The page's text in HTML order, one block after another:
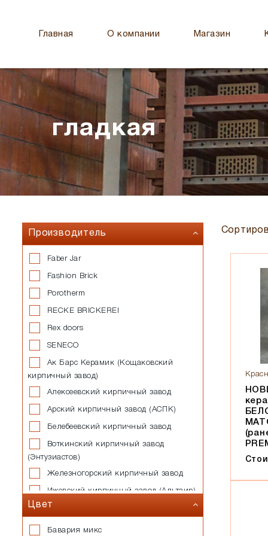
Главная О компании Магазин
гладкая
Производитель
Faber Jar
Fashion Brick
Porotherm
RECKE BRICKEREI
Rex doors
SENECO
Ак Барс Керамик (Кощаковский
кирпичный завод)
Алексеевский кирпичный завод
Арский кирпичный завод (АСПК)
Белебеевский кирпичный завод
Воткинский кирпичный завод
(Энтузиастов)
Железногорский кирпичный завод
Ижевский кирпичный завод (Альтаир)
Казанский завод силикатных
Цвет
Бавария микс